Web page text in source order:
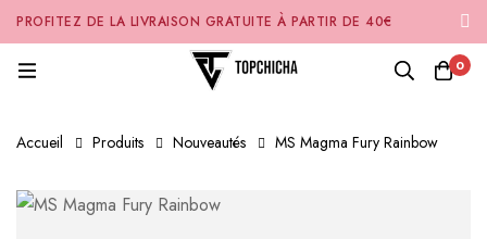
PROFITEZ DE LA LIVRAISON GRATUITE À PARTIR DE 40€
D'ACHAT SUR NOTRE SITE INTERNET 🚚
0
Accueil Produits Nouveautés MS Magma Fury Rainbow